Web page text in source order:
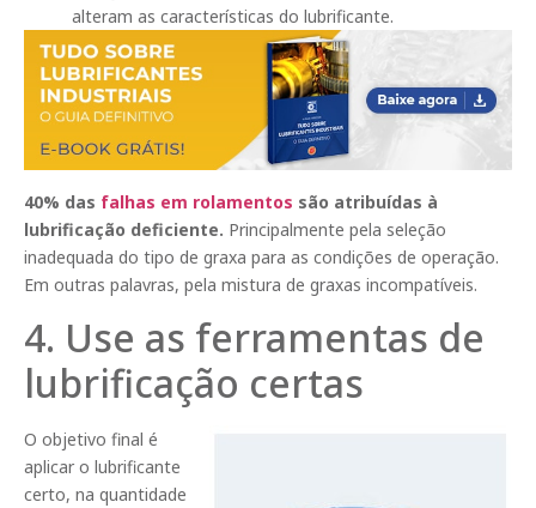
alteram as características do lubrificante.
40% das falhas em rolamentos são atribuídas à
lubrificação deficiente. Principalmente pela seleção
inadequada do tipo de graxa para as condições de operação.
Em outras palavras, pela mistura de graxas incompatíveis.
4. Use as ferramentas de
lubrificação certas
O objetivo final é
aplicar o lubrificante
certo, na quantidade